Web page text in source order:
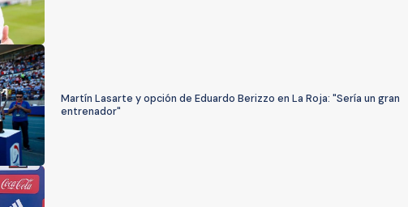
Martín Lasarte y opción de Eduardo Berizzo en La Roja: "Sería un gran
entrenador"